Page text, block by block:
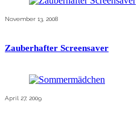
November 13, 2008
Zauberhafter Screensaver
April 27, 2009